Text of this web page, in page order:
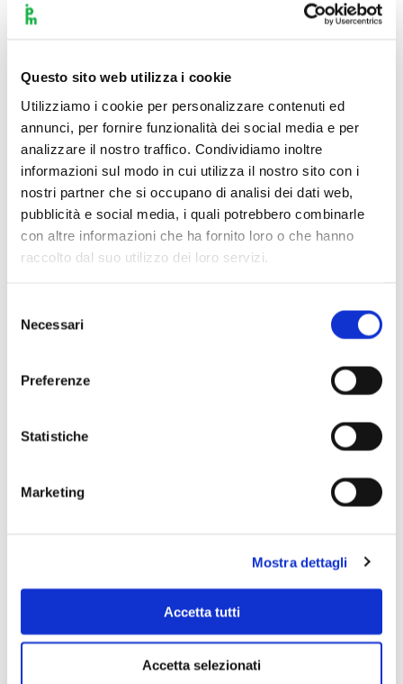
Questo sito web utilizza i cookie
Utilizziamo i cookie per personalizzare contenuti ed
annunci, per fornire funzionalità dei social media e per
analizzare il nostro traffico. Condividiamo inoltre
informazioni sul modo in cui utilizza il nostro sito con i
nostri partner che si occupano di analisi dei dati web,
pubblicità e social media, i quali potrebbero combinarle
con altre informazioni che ha fornito loro o che hanno
raccolto dal suo utilizzo dei loro servizi.
delNecessari
Preferenze
Statistiche
Marketing
Mostra dettagli
Accetta tutti
Accetta selezionati